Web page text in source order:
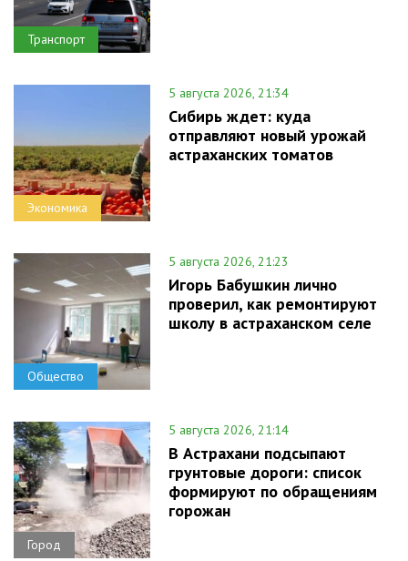
Транспорт
Экономика
5 августа 2026, 21:34
Сибирь ждет: куда
отправляют новый урожай
астраханских томатов
Общество
5 августа 2026, 21:23
Игорь Бабушкин лично
проверил, как ремонтируют
школу в астраханском селе
Город
5 августа 2026, 21:14
В Астрахани подсыпают
грунтовые дороги: список
формируют по обращениям
горожан